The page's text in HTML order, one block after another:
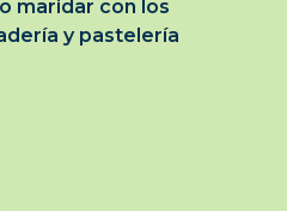
maridar con los
y pastelería